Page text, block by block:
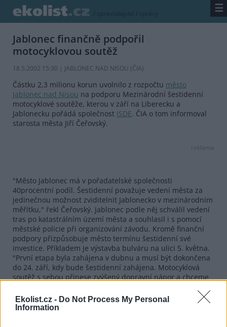
Ekolist.cz - Do Not Process My Personal
Information
/ zpravodajství / zprávy ☰
Jablonec finančně podpořil
motocyklovou soutěž
18.5.2002 15:30 | JABLONEC NAD NISOU (ČIA)
Částku 2,3 milionu korun uvolnilo z rozpočtu město
Jablonec nad Nisou na podporu Mezinárodní šestidenní
motocyklové soutěže, kterou v září na Liberecku a
Jablonecku pořádá společnost ISDE. ČIA o tom informoval
starosta města Jiří Čeřovský.
reklama
"Město Jablonec má v pořadatelské společnosti
40procentní podíl. Šestidenní považuje vedení města za
jedinečnou možnost zviditelnit Jablonecko v mezinárodním
měřítku," řekl Čeřovský. Jablonec podle něj schválil vedení
tras po katastrálním území města a souhlasil i s pomocí
městské policie při organizování závodu. Kromě finanční
podpory přizpůsobuje město termínu šestidenní své
investice. Příkladem je výstavba bulváru na ulici 5. května.
"První etapa byla zahájena v dubnu a musí být dokončena
do 24. září, kdy bude šestidenní zahájena. Motocyklová
soutěž s sebou přinese zvýšený dopravní nápor a chceme
Město Jablonec nad Nisou má schválený vyrovnaný
rozpočet s příjmy a výdaji 909,2 milionu korun. Po